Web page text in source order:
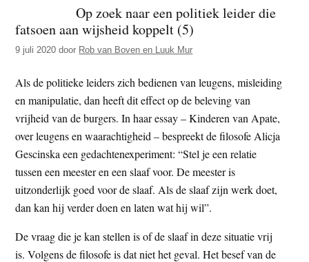
z
e
i
t
e
n
d
z
e
s
i
t
e
Op zoek naar een politiek leider die
fatsoen aan wijsheid koppelt (5)
9 juli 2020 door Rob van Boven en Luuk Mur
Als de politieke leiders zich bedienen van leugens, misleiding
en manipulatie, dan heeft dit effect op de beleving van
vrijheid van de burgers. In haar essay – Kinderen van Apate,
over leugens en waarachtigheid – bespreekt de filosofe Alicja
Gescinska een gedachtenexperiment: “Stel je een relatie
tussen een meester en een slaaf voor. De meester is
uitzonderlijk goed voor de slaaf. Als de slaaf zijn werk doet,
dan kan hij verder doen en laten wat hij wil”.
De vraag die je kan stellen is of de slaaf in deze situatie vrij
is. Volgens de filosofe is dat niet het geval. Het besef van de